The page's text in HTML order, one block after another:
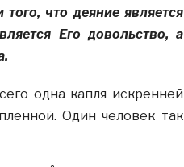
что деяние является
Его довольство, а
одна капля искренней
Один человек так